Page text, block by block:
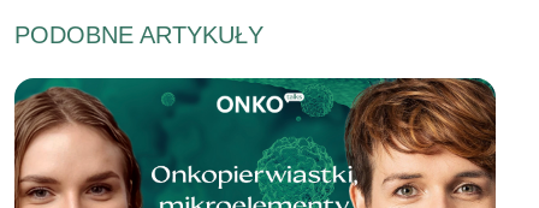
PODOBNE ARTYKUŁY